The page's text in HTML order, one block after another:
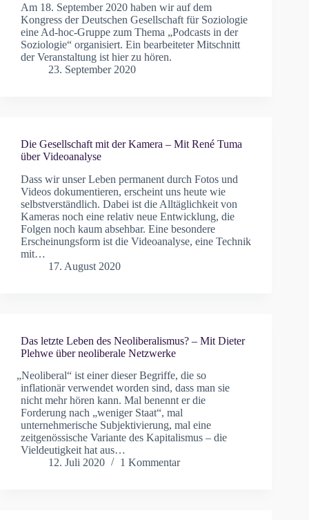
Am 18. September 2020 haben wir auf dem
Kongress der Deutschen Gesellschaft für Soziologie
eine Ad-hoc-Gruppe zum Thema „Podcasts in der
Soziologie“ organisiert. Ein bearbeiteter Mitschnitt
der Veranstaltung ist hier zu hören.
23. September 2020
Die Gesellschaft mit der Kamera – Mit René Tuma
über Videoanalyse
Dass wir unser Leben permanent durch Fotos und
Videos dokumentieren, erscheint uns heute wie
selbstverständlich. Dabei ist die Alltäglichkeit von
Kameras noch eine relativ neue Entwicklung, die
Folgen noch kaum absehbar. Eine besondere
Erscheinungsform ist die Videoanalyse, eine Technik
mit…
17. August 2020
Das letzte Leben des Neoliberalismus? – Mit Dieter
Plehwe über neoliberale Netzwerke
„Neoliberal“ ist einer dieser Begriffe, die so
inflationär verwendet worden sind, dass man sie
nicht mehr hören kann. Mal benennt er die
Forderung nach „weniger Staat“, mal
unternehmerische Subjektivierung, mal eine
zeitgenössische Variante des Kapitalismus – die
Vieldeutigkeit hat aus…
12. Juli 2020
1 Kommentar